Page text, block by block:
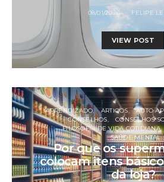
08/01/2026 FELIPE
VIEW POST
APRENDIZADO ARTIGOS
AUTO
CONSELHOS
CONSELHOS
FILOSOFIA DE VIDA COTIDIANA
SAÚDE MENTAL
Por que os
colocam itens
da loja?